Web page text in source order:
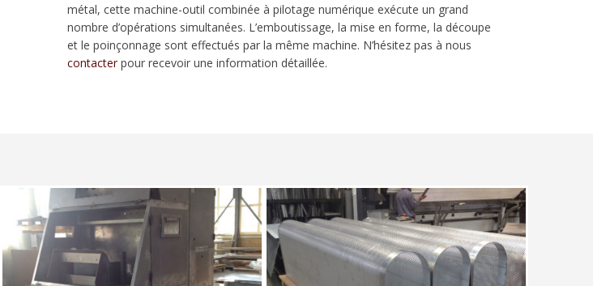
métal, cette machine-outil combinée à pilotage numérique exécute un grand
nombre d’opérations simultanées. L’emboutissage, la mise en forme, la découpe
et le poinçonnage sont effectués par la même machine. N’hésitez pas à nous
contacterpour recevoir une information détaillée.